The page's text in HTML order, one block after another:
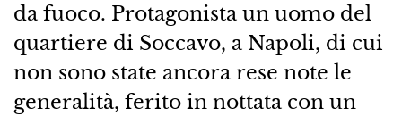
da fuoco. Protagonista un uomo del
quartiere di Soccavo, a Napoli, di cui
non sono state ancora rese note le
generalità, ferito in nottata con un